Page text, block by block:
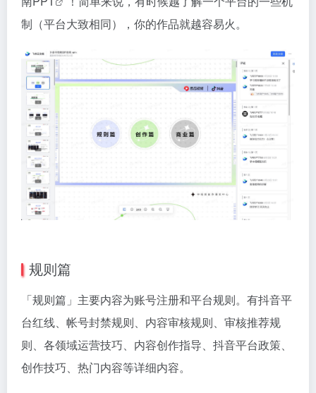
制（平台大致相同），你的作品就越容易火。
规则篇
「规则篇」主要内容为账号注册和平台规则。有抖音平
台红线、帐号封禁规则、内容审核规则、审核推荐规
则、各领域运营技巧、内容创作指导、抖音平台政策、
创作技巧、热门内容等详细内容。